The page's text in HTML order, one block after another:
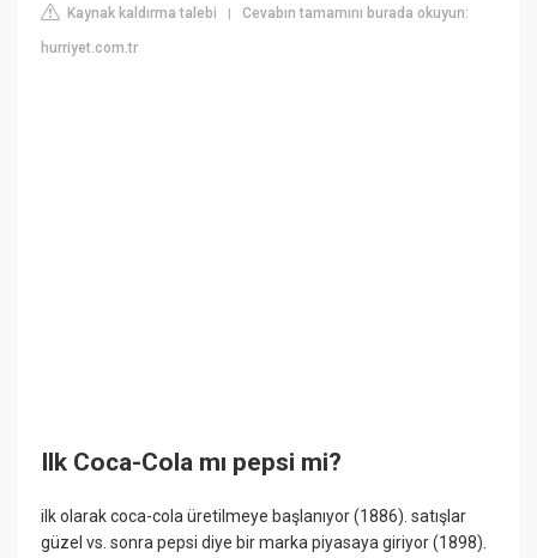
Kaynak kaldırma talebi |Cevabın tamamını burada okuyun:
hurriyet.com.tr
Ilk Coca-Cola mı pepsi mi?
ilk olarak coca-cola üretilmeye başlanıyor (1886). satışlar
güzel vs. sonra pepsi diye bir marka piyasaya giriyor (1898).